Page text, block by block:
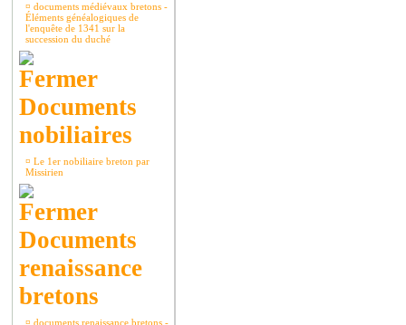
¤ documents médiévaux bretons -
Éléments généalogiques de
l'enquête de 1341 sur la
succession du duché
Documents
nobiliaires
¤ Le 1er nobiliaire breton par
Missirien
Documents
renaissance
bretons
¤ documents renaissance bretons -